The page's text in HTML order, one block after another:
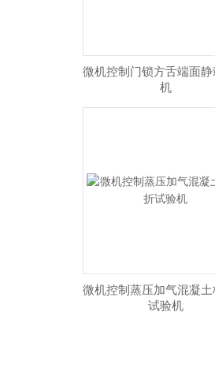
微机控制门锁方舌端面
机
微机控制蒸压加气混凝
试验机